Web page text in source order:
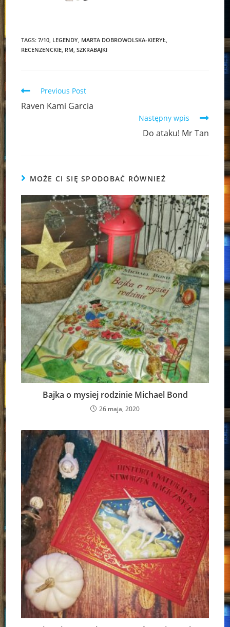
TAGS:7/10, LEGENDY, MARTA DOBROWOLSKA-KIERYŁ,
RECENZENCKIE, RM, SZKRABAJKI
Read
articles
Previous Post
Raven Kami Garcia
Następny wpis
Do ataku! Mr Tan
MOŻE CI SIĘ SPODOBAĆ RÓWNIEŻ
Bajka o mysiej rodzinie Michael Bond
26 maja, 2020